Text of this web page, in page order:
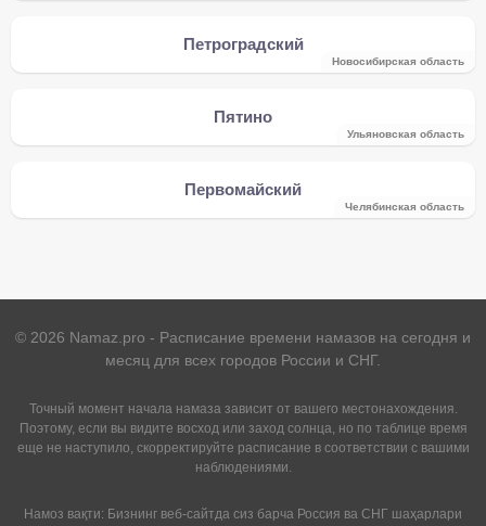
Петроградский
Новосибирская область
Пятино
Ульяновская область
Первомайский
Челябинская область
© 2026 Namaz.pro - Расписание времени намазов на сегодня и
месяц для всех городов России и СНГ.
Точный момент начала намаза зависит от вашего местонахождения.
Поэтому, если вы видите восход или заход солнца, но по таблице время
еще не наступило, скорректируйте расписание в соответствии с вашими
наблюдениями.
Намоз вақти: Бизнинг веб-сайтда сиз барча Россия ва СНГ шаҳарлари